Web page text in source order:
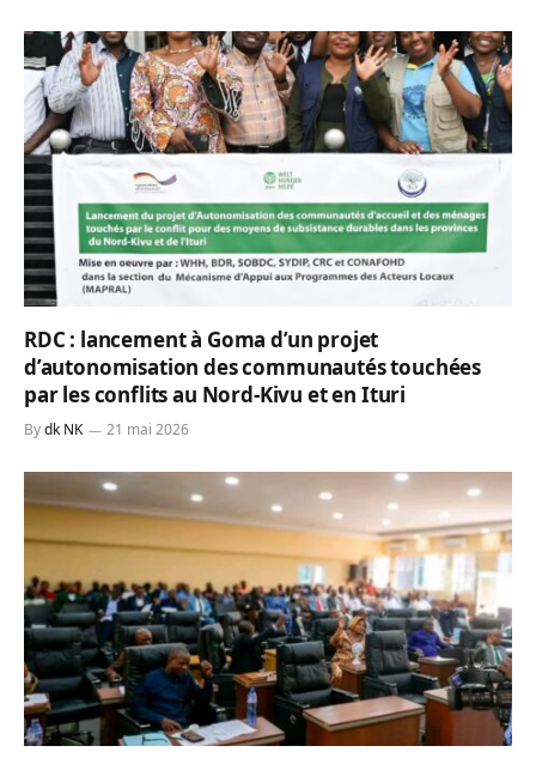
RDC : lancement à Goma d’un projet
d’autonomisation des communautés touchées
par les conflits au Nord-Kivu et en Ituri
Bydk NK 21 mai 2026